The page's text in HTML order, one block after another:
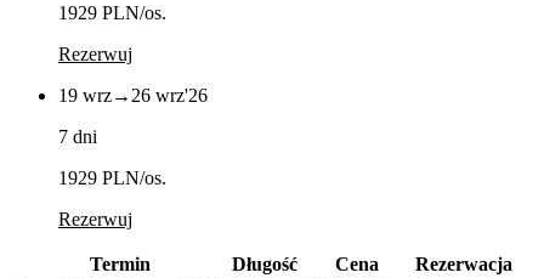
1929 PLN/os.
Rezerwuj
19 wrz→ 26 wrz'26
7 dni
1929 PLN/os.
Rezerwuj
Termin Długość Cena
Rezerwacja